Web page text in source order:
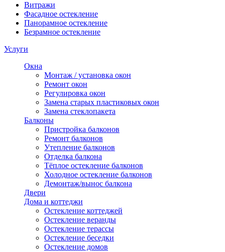
Витражи
Фасадное остекление
Панорамное остекление
Безрамное остекление
Услуги
Окна
Монтаж / установка окон
Ремонт окон
Регулировка окон
Замена старых пластиковых окон
Замена стеклопакета
Балконы
Пристройка балконов
Ремонт балконов
Утепление балконов
Отделка балкона
Тёплое остекление балконов
Холодное остекление балконов
Демонтаж/вынос балкона
Двери
Дома и коттеджи
Остекление коттеджей
Остекление веранды
Остекление терассы
Остекление беседки
Остекление домов